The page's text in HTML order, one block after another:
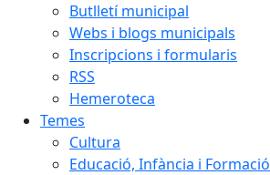
Butlletí municipal
Webs i blogs municipals
Inscripcions i formularis
RSS
Hemeroteca
Temes
Cultura
Educació, Infància i Formació